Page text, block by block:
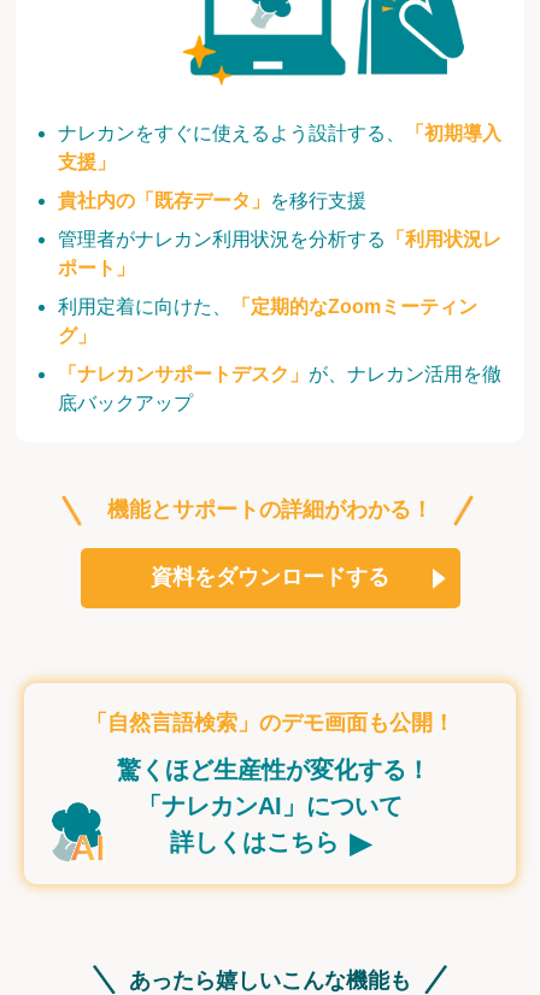
ナレカンをすぐに使えるよう設計する、
「初期導入
支援」
貴社内の「既存データ」 を移行支援
管理者がナレカン利用状況を分析する
「利用状況レ
ポート」
利用定着に向けた、
「定期的なZoomミーティン
グ」
「ナレカンサポートデスク」 が、ナレカン活用を徹
底バックアップ
機能とサポートの詳細がわかる！
資料をダウンロードする
「自然言語検索」のデモ画面も公開！
驚くほど生産性が変化する！
「ナレカンAI」について
詳しくはこちら ▸
あったら嬉しいこんな機能も